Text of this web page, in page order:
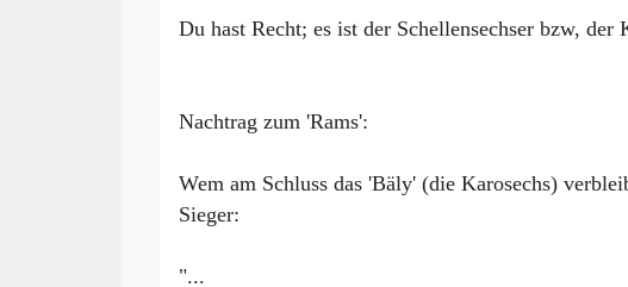
Du hast Recht; es ist der Schellensechser bzw, der
Nachtrag zum 'Rams':
Wem am Schluss das 'Bäly' (die Karosechs)
Sieger:
"...